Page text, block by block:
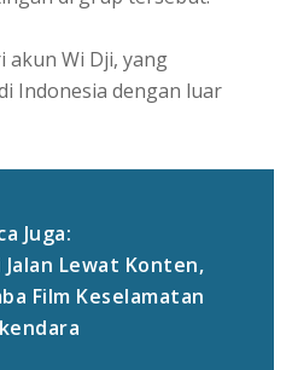
akun Wi Dji, yang
Indonesia dengan luar
Juga:
Jalan Lewat Konten,
Film Keselamatan